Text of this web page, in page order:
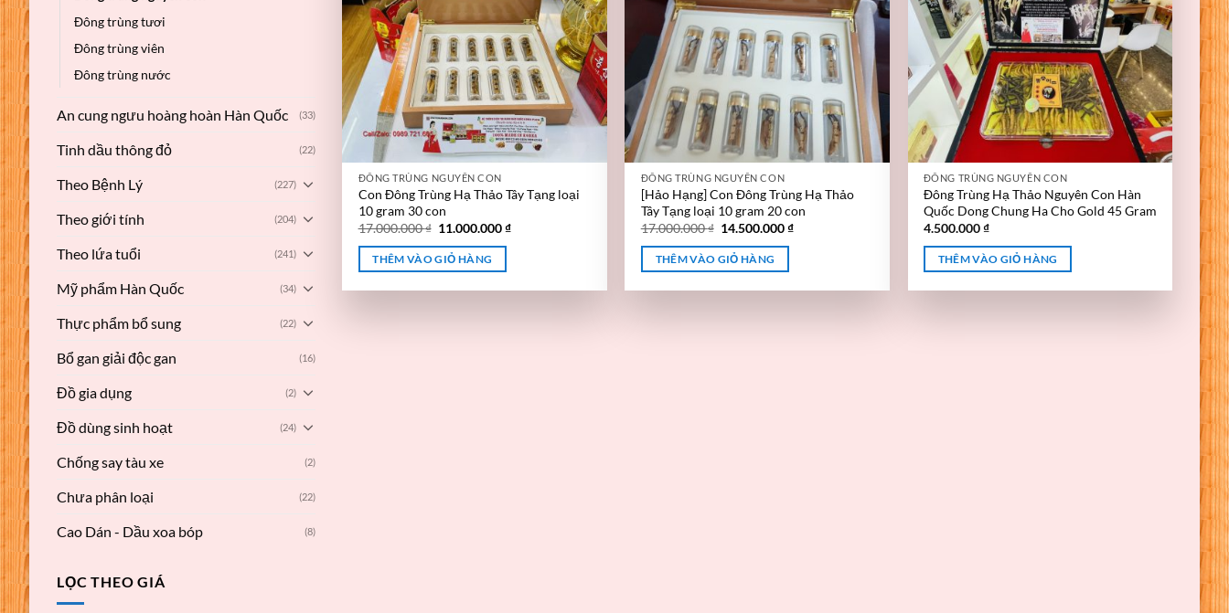
Đông trùng tươi
Đông trùng viên
Đông trùng nước
An cung ngưu hoàng hoàn Hàn Quốc (33)
Tinh dầu thông đỏ (22)
Theo Bệnh Lý (227)
Theo giới tính (204)
Theo lứa tuổi (241)
Mỹ phẩm Hàn Quốc (34)
Thực phẩm bổ sung (22)
Bổ gan giải độc gan (16)
Đồ gia dụng (2)
Đồ dùng sinh hoạt (24)
Chống say tàu xe (2)
Chưa phân loại (22)
Cao Dán - Dầu xoa bóp (8)
LỌC THEO GIÁ
ĐÔNG TRÙNG NGUYÊN CON
Con Đông Trùng Hạ Thảo Tây Tạng loại
10 gram 30 con
17.000.000₫ 11.000.000₫
THÊM VÀO GIỎ HÀNG
ĐÔNG TRÙNG NGUYÊN CON
[Hảo Hạng] Con Đông Trùng Hạ Thảo
Tây Tạng loại 10 gram 20 con
17.000.000₫ 14.500.000₫
THÊM VÀO GIỎ HÀNG
ĐÔNG TRÙNG NGUYÊN CON
Đông Trùng Hạ Thảo Nguyên Con Hàn
Quốc Dong Chung Ha Cho Gold 45 Gram
4.500.000₫
THÊM VÀO GIỎ HÀNG